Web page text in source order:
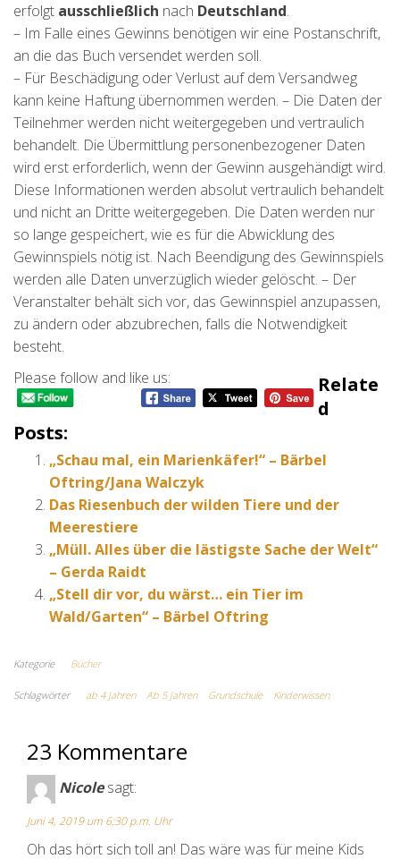
erfolgt ausschließlich nach Deutschland.
– Im Falle eines Gewinns benötigen wir eine Postanschrift,
an die das Buch versendet werden soll.
– Für Beschädigung oder Verlust auf dem Versandweg
kann keine Haftung übernommen werden. – Die Daten der
Teilnehmer werden nicht weitergegeben und vertraulich
behandelt. Die Übermittlung personenbezogener Daten
wird erst erforderlich, wenn der Gewinn ausgehändigt wird.
Diese Informationen werden absolut vertraulich behandelt
und nicht an Dritte weitergegeben. Die Daten werden nur
so lange gespeichert, wie es für die Abwicklung des
Gewinnspiels nötig ist. Nach Beendigung des Gewinnspiels
werden alle Daten unverzüglich wieder gelöscht. – Der
Veranstalter behält sich vor, das Gewinnspiel anzupassen,
zu ändern oder abzubrechen, falls die Notwendigkeit
besteht.
Please follow and like us:
Relate
D
Posts:
„Schau mal, ein Marienkäfer!“ – Bärbel
Oftring/Jana Walczyk
Das Riesenbuch der wilden Tiere und der
Meerestiere
„Müll. Alles über die lästigste Sache der Welt“
– Gerda Raidt
„Stell dir vor, du wärst… ein Tier im
Wald/Garten“ – Bärbel Oftring
Kategorie Bücher
Schlagwörter ab 4 Jahren Ab 5 Jahren Grundschule Kinderwissen
23 Kommentare
Nicole sagt:
Juni 4, 2019 um 6:30 p.m. Uhr
Oh das hört sich toll an! Das wäre was für meine Kids